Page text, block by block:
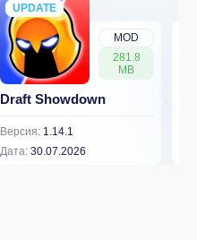
MOD
281.8
MB
UPDATE
NEW
Draft Showdown
Версия: 1.14.1
Дата: 30.07.2026